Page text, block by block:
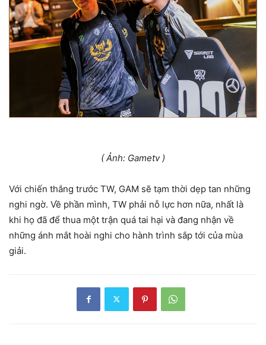
( Ảnh: Gametv )
Với chiến thắng trước TW, GAM sẽ tạm thời dẹp tan những
nghi ngờ. Về phần mình, TW phải nỗ lực hơn nữa, nhất là
khi họ đã để thua một trận quá tai hại và đang nhận về
những ánh mắt hoài nghi cho hành trình sắp tới của mùa
giải.